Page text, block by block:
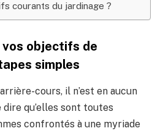
courants du jardinage ?
objectifs de
simples
arrière-cours, il n’est en aucun
qu’elles sont toutes
confrontés à une myriade